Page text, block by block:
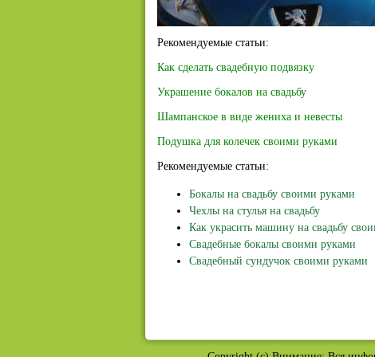
Рекомендуемые статьи:
Как сделать свадебную подвязку
Украшение бокалов на свадьбу
Шампанское в виде жениха и невесты
Подушка для колечек своими руками
Рекомендуемые статьи:
Бокалы на свадьбу своими руками
Чехлы на стулья на свадьбу
Как украсить машину на свадьбу
Свадебные бокалы своими руками
Свадебный сундучок своими руками